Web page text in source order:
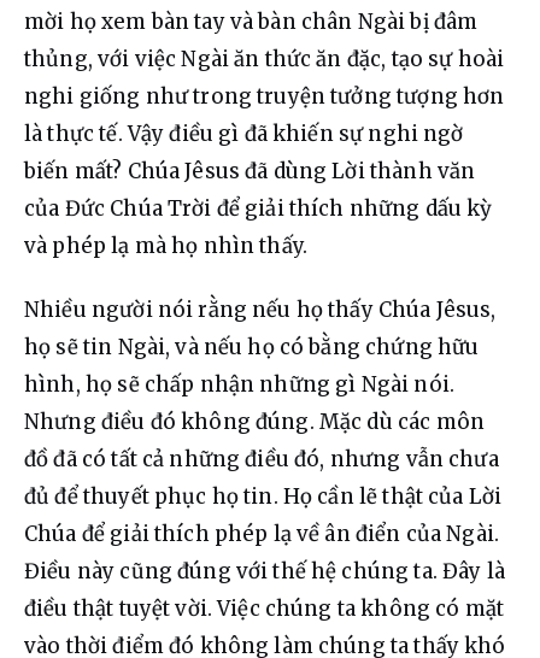
mời họ xem bàn tay và bàn chân Ngài bị đâm
thủng, với việc Ngài ăn thức ăn đặc, tạo sự hoài
nghi giống như trong truyện tưởng tượng hơn
là thực tế. Vậy điều gì đã khiến sự nghi ngờ
biến mất? Chúa Jêsus đã dùng Lời thành văn
của Đức Chúa Trời để giải thích những dấu kỳ
và phép lạ mà họ nhìn thấy.
Nhiều người nói rằng nếu họ thấy Chúa Jêsus,
họ sẽ tin Ngài, và nếu họ có bằng chứng hữu
hình, họ sẽ chấp nhận những gì Ngài nói.
Nhưng điều đó không đúng. Mặc dù các môn
đồ đã có tất cả những điều đó, nhưng vẫn chưa
đủ để thuyết phục họ tin. Họ cần lẽ thật của Lời
Chúa để giải thích phép lạ về ân điển của Ngài.
Điều này cũng đúng với thế hệ chúng ta. Đây là
điều thật tuyệt vời. Việc chúng ta không có mặt
vào thời điểm đó không làm chúng ta thấy khó